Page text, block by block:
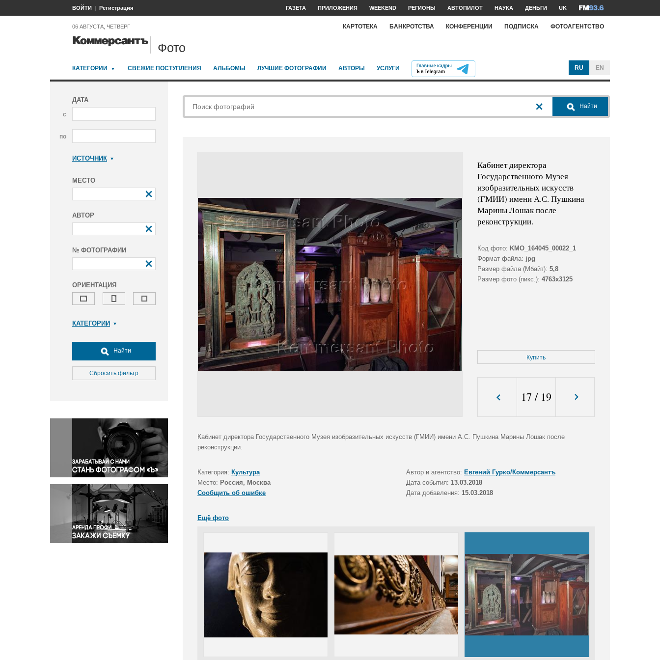
ВОЙТИ Регистрация ГАЗЕТА ПРИЛОЖЕНИЯ WEEKEND РЕГИОНЫ АВТОПИЛОТ НАУКА ДЕНЬГИ UK
06 АВГУСТА, ЧЕТВЕРГ КАРТОТЕКА БАНКРОТСТВА КОНФЕРЕНЦИИ ПОДПИСКА ФОТОАГЕНТСТВО
Фото
КАТЕГОРИИ СВЕЖИЕ ПОСТУПЛЕНИЯ АЛЬБОМЫ ЛУЧШИЕ ФОТОГРАФИИ АВТОРЫ УСЛУГИ RU EN
ДАТА
с
по
ИСТОЧНИК
МЕСТО
АВТОР
№ ФОТОГРАФИИ
ОРИЕНТАЦИЯ
КАТЕГОРИИ
Досуг, туризм и отдых
Культура
Медицина
Окружающая среда
Политика
Правосудие
Происшествия и конфликты
Религия
Светская жизнь
Спорт
Экология
Экономика и бизнес
Найти
Сбросить фильтр
Найти
Кабинет директора
Государственного Музея
изобразительных искусств
(ГМИИ) имени А.С. Пушкина
Марины Лошак после
реконструкции.
Код фото: KMO_164045_00022_1
Формат файла: jpg
Размер файла (Мбайт): 5,8
Размер фото (пикс.): 4763x3125
Купить
17 / 19
Кабинет директора Государственного Музея изобразительных искусств (ГМИИ) имени А.С. Пушкина Марины Лошак после
реконструкции.
Категория: Культура Автор и агентство: Евгений Гурко/Коммерсантъ
Место: Россия, Москва Дата события: 13.03.2018
Сообщить об ошибке
Дата добавления: 15.03.2018
Ещё фото